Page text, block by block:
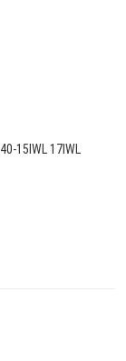
15IWL 17IWL